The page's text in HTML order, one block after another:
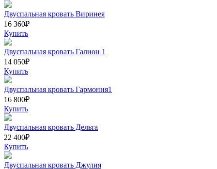
Двуспальная кровать Виринея
16 360₽
Купить
Двуспальная кровать Галион 1
14 050₽
Купить
Двуспальная кровать Гармония1
16 800₽
Купить
Двуспальная кровать Дельта
22 400₽
Купить
Двуспальная кровать Джулия